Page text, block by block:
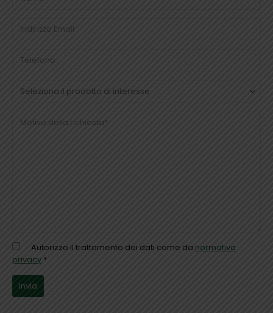
Autorizzo il trattamento dei dati come da normativa
privacy *